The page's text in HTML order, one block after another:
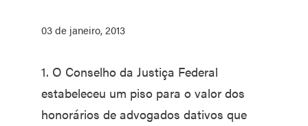
03 de janeiro, 2013
1. O Conselho da Justiça Federal
estabeleceu um piso para o valor dos
honorários de advogados dativos que